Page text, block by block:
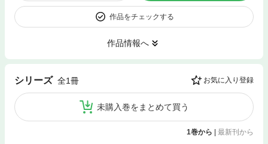
作品をチェックする
作品情報へ
シリーズ 全1冊 お気に入り登録
未購入巻をまとめて買う
1巻から 最新刊から